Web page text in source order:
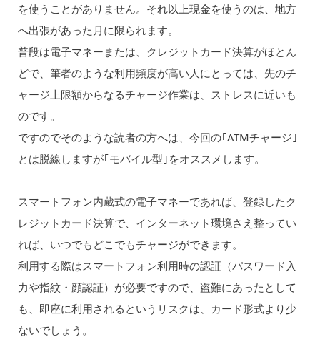
を使うことがありません。それ以上現金を使うのは、地方
へ出張があった月に限られます。
普段は電子マネーまたは、クレジットカード決算がほとん
どで、筆者のような利用頻度が高い人にとっては、先のチ
ャージ上限額からなるチャージ作業は、ストレスに近いも
のです。
ですのでそのような読者の方へは、今回の｢ATMチャージ｣
とは脱線しますが｢モバイル型｣をオススメします。
スマートフォン内蔵式の電子マネーであれば、登録したク
レジットカード決算で、インターネット環境さえ整ってい
れば、いつでもどこでもチャージができます。
利用する際はスマートフォン利用時の認証（パスワード入
力や指紋・顔認証）が必要ですので、盗難にあったとして
も、即座に利用されるというリスクは、カード形式より少
ないでしょう。